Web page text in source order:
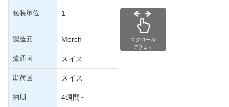
包装単位 1
製造元 Merch
流通国 スイス
出荷国 スイス
納期 4週間～
スクロール
できます